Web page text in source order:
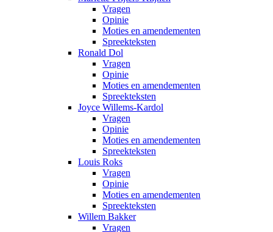
Vragen
Opinie
Moties en amendementen
Spreekteksten
Ronald Dol
Vragen
Opinie
Moties en amendementen
Spreekteksten
Joyce Willems-Kardol
Vragen
Opinie
Moties en amendementen
Spreekteksten
Louis Roks
Vragen
Opinie
Moties en amendementen
Spreekteksten
Willem Bakker
Vragen